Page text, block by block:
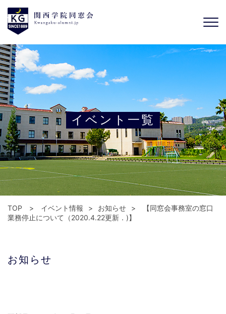
イベント一覧
TOP イベント情報 お知らせ
【同窓会事務室の窓口
業務停止について（2020.4.22更新．)】
お知らせ